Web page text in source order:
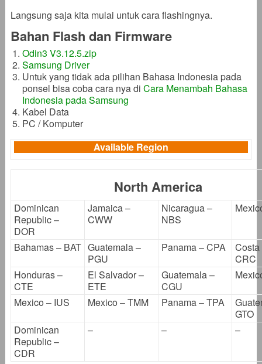
Langsung saja kita mulai untuk cara flashingnya.
Bahan Flash dan Firmware
Odin3 V3.12.5.zip
Samsung Driver
Untuk yang tidak ada pilihan Bahasa Indonesia pada
ponsel bisa coba cara nya di Cara Menambah Bahasa
Indonesia pada Samsung
Kabel Data
PC / Komputer
Available Region
North America
Dominican
Republic –
DOR
Jamaica –
CWW
Nicaragua –
NBS
Bahamas – BAT Guatemala –
PGU
Panama – CPA
CRC
Honduras –
CTE
El Salvador –
ETE
Guatemala –
CGU
Mexico – IUS Mexico – TMM Panama – TPA
GTO
Dominican
Republic –
CDR
– – –